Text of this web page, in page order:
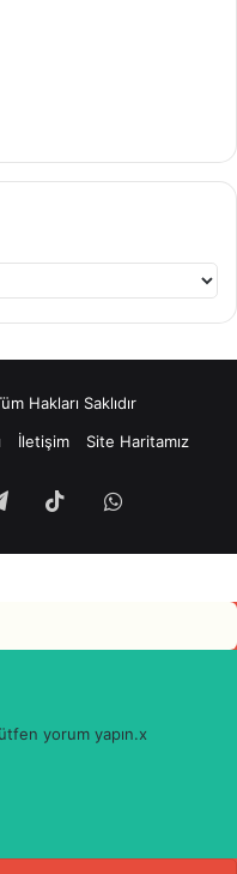
Hakları Saklıdır
İletişim Site Haritamız
TelegramTikTokWhatsApp
yorum yapın.x